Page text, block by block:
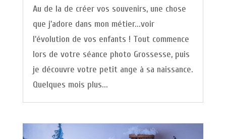
Au de la de créer vos souvenirs, une chose
que j'adore dans mon métier...voir
l'évolution de vos enfants ! Tout commence
lors de votre séance photo Grossesse, puis
je découvre votre petit ange à sa naissance.
Quelques mois plus...